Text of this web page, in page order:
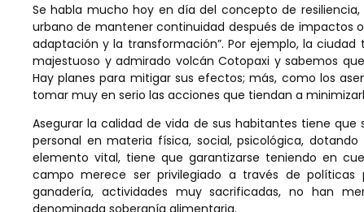
Se habla mucho hoy en día del concepto de
urbano de mantener continuidad después de
adaptación y la transformación”. Por ejemplo, la
majestuoso y admirado volcán Cotopaxi y sabemos
Hay planes para mitigar sus efectos; más, como los
tomar muy en serio las acciones que tiendan a
Asegurar la calidad de vida de sus habitantes tiene
personal en materia física, social, psicológica,
elemento vital, tiene que garantizarse teniendo en
campo merece ser privilegiado a través de
ganadería, actividades muy sacrificadas, no han